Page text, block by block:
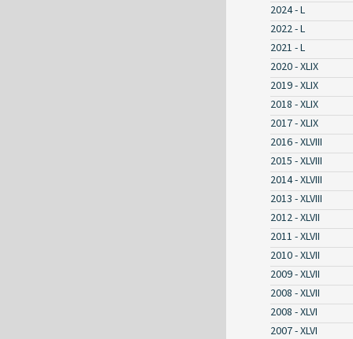
2024 - L
2022 - L
2021 - L
2020 - XLIX
2019 - XLIX
2018 - XLIX
2017 - XLIX
2016 - XLVIII
2015 - XLVIII
2014 - XLVIII
2013 - XLVIII
2012 - XLVII
2011 - XLVII
2010 - XLVII
2009 - XLVII
2008 - XLVII
2008 - XLVI
2007 - XLVI